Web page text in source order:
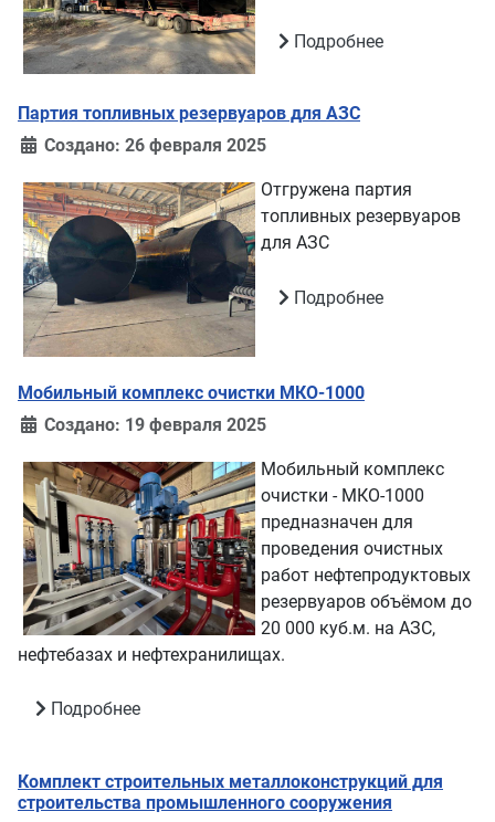
Подробнее
Партия топливных резервуаров для АЗС
Создано: 26 февраля 2025
Отгружена партия
топливных резервуаров
для АЗС
Подробнее
Мобильный комплекс очистки МКО-1000
Создано: 19 февраля 2025
Мобильный комплекс
очистки - МКО-1000
предназначен для
проведения очистных
работ нефтепродуктовых
резервуаров объёмом до
20 000 куб.м. на АЗС,
нефтебазах и нефтехранилищах.
Подробнее
Комплект строительных металлоконструкций для
строительства промышленного сооружения